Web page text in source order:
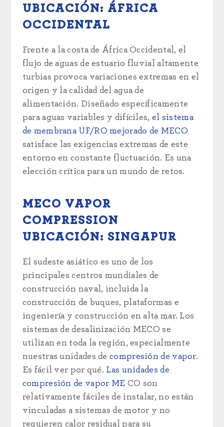
UBICACIÓN: ÁFRICA
OCCIDENTAL
Frente a la costa de África Occidental, el
flujo de aguas de estuario fluvial altamente
turbias provoca variaciones extremas en el
origen y la calidad del agua de
alimentación. Diseñado específicamente
para aguas variables y difíciles, el sistema
de membrana UF/RO mejorado de MECO
satisface las exigencias extremas de este
entorno en constante fluctuación. Es una
elección crítica para un mundo de retos.
MECO VAPOR
COMPRESSION
UBICACIÓN: SINGAPUR
El sudeste asiático es uno de los
principales centros mundiales de
construcción naval, incluida la
construcción de buques, plataformas e
ingeniería y construcción en alta mar. Los
sistemas de desalinización MECO se
utilizan en toda la región, especialmente
nuestras unidades decompresión de vapor.
Es fácil ver por qué. Las unidades de
compresión de vapor ME CO son
relativamente fáciles de instalar, no están
vinculadas a sistemas de motor y no
requieren calor residual para su